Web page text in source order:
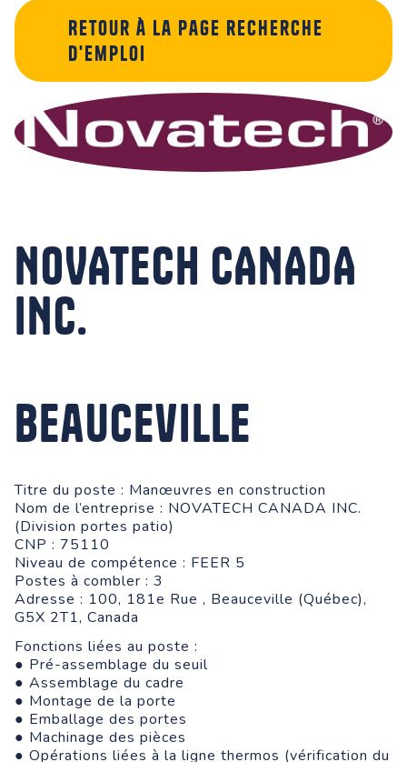
Retour à la page recherche
d'emploi
NOVATECH CANADA
INC.
Beauceville
Titre du poste : Manœuvres en construction
Nom de l’entreprise : NOVATECH CANADA INC.
(Division portes patio)
CNP : 75110
Niveau de compétence : FEER 5
Postes à combler : 3
Adresse : 100, 181e Rue , Beauceville (Québec),
G5X 2T1, Canada
Fonctions liées au poste :
● Pré-assemblage du seuil
● Assemblage du cadre
● Montage de la porte
● Emballage des portes
● Machinage des pièces
● Opérations liées à la ligne thermos (vérification du